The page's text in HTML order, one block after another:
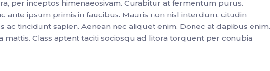
per inceptos himenaeosivam. Curabitur at fermentum purus.
ante ipsum primis in faucibus. Mauris non nisl interdum, citudin
ac tincidunt sapien. Aenean nec aliquet enim. Donec at dapibus enim.
mattis. Class aptent taciti sociosqu ad litora torquent per conubia